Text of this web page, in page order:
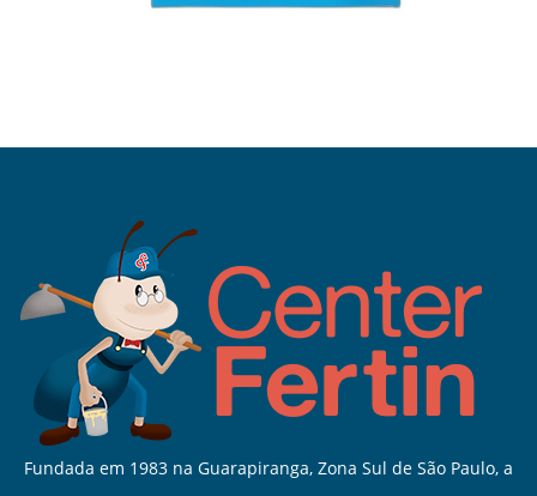
Fundada em 1983 na Guarapiranga, Zona Sul de São Paulo, a